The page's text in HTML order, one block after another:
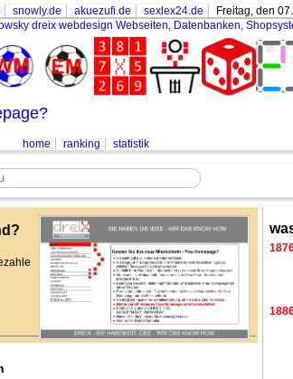
snowly.de akuezufi.de sexlex24.de
Freitag, den
dreix webdesign Webseiten, Datenbanken,
home ranking statistik